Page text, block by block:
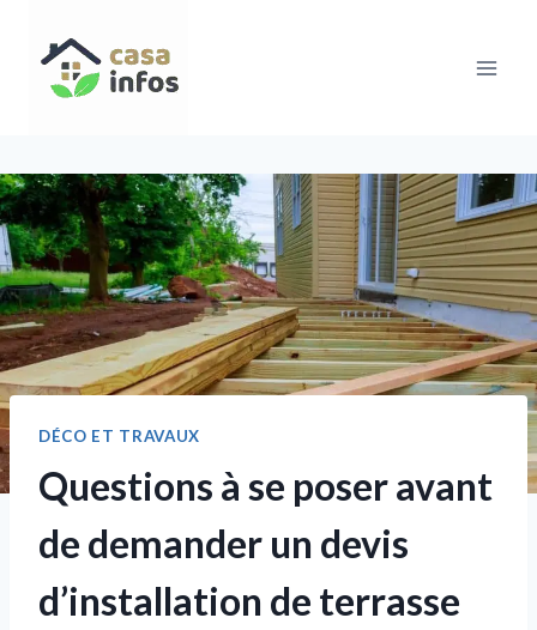
contenu
DÉCO ET TRAVAUX
Questions à se poser avant
de demander un devis
d’installation de terrasse